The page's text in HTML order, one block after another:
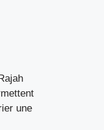
une